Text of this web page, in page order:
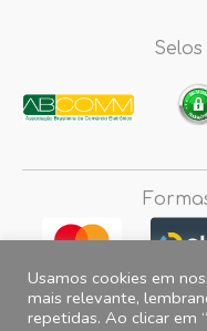
Fotos e imagens
Usamos cookies em
mais relevante,
repetidas. Ao clicar em